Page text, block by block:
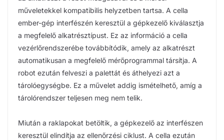
műveletekkel kompatibilis helyzetben tartsa. A cella
ember-gép interfészén keresztül a gépkezelő kiválasztja
a megfelelő alkatrésztípust. Ez az információ a cella
vezérlőrendszerébe továbbítódik, amely az alkatrészt
automatikusan a megfelelő mérőprogrammal társítja. A
robot ezután felveszi a palettát és áthelyezi azt a
tárolóegységbe. Ez a művelet addig ismételhető, amíg a
tárolórendszer teljesen meg nem telik.
Miután a raklapokat betöltik, a gépkezelő az interfészen
keresztül elindítja az ellenőrzési ciklust. A cella ezután